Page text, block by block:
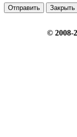
Отправить Закрыть
© 2008-